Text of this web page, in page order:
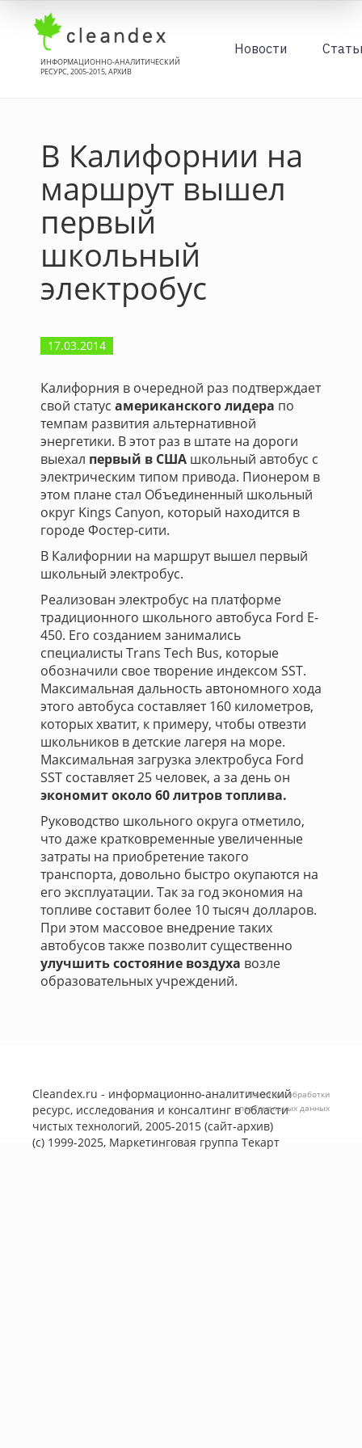
ИНФОРМАЦИОННО-АНАЛИТИЧЕСКИЙ
РЕСУРС, 2005-2015, АРХИВ
Новости
В Калифорнии на
маршрут вышел
первый
школьный
электробус
17.03.2014
Калифорния в очередной раз подтверждает
свой статус американского лидера по
темпам развития альтернативной
энергетики. В этот раз в штате на дороги
выехал первый в США школьный автобус с
электрическим типом привода. Пионером в
этом плане стал Объединенный школьный
округ Kings Canyon, который находится в
городе Фостер-сити.
В Калифорнии на маршрут вышел первый
школьный электробуc.
Реализован электробус на платформе
традиционного школьного автобуса Ford E-
450. Его созданием занимались
специалисты Trans Tech Bus, которые
обозначили свое творение индексом SST.
Максимальная дальность автономного хода
этого автобуса составляет 160 километров,
которых хватит, к примеру, чтобы отвезти
школьников в детские лагеря на море.
Максимальная загрузка электробуса Ford
SST составляет 25 человек, а за день он
экономит около 60 литров топлива.
Руководство школьного округа отметило,
что даже кратковременные увеличенные
затраты на приобретение такого
транспорта, довольно быстро окупаются на
его эксплуатации. Так за год экономия на
топливе составит более 10 тысяч долларов.
При этом массовое внедрение таких
автобусов также позволит существенно
улучшить состояние воздуха возле
образовательных учреждений.
Cleandex.ru - информационно-аналитический
ресурс, исследования и консалтинг в области
чистых технологий, 2005-2015 (сайт-архив)
(с) 1999-2025, Маркетинговая группа Текарт
Политика обработки
персональных данных